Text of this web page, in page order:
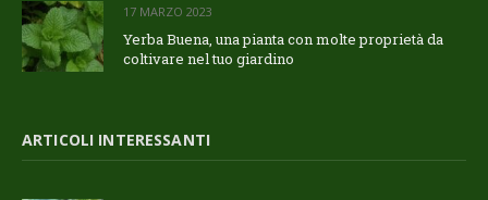
17 MARZO 2023
Yerba Buena, una pianta con molte proprietà da
coltivare nel tuo giardino
ARTICOLI INTERESSANTI